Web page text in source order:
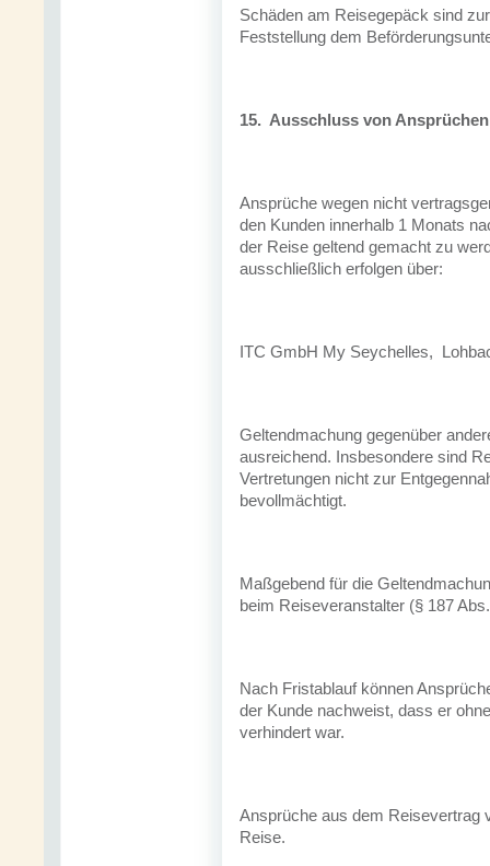
Schäden am Reisegepäck sind
Feststellung dem
15. Ausschluss von
Ansprüche wegen nicht
den Kunden innerhalb 1 Monats
der Reise geltend gemacht zu
ausschließlich erfolgen über:
ITC GmbH My Seychelles,
Geltendmachung gegenüber
ausreichend. Insbesondere sind
Vertretungen nicht zur
bevollmächtigt.
Maßgebend für die
beim Reiseveranstalter (§ 187
Nach Fristablauf können
der Kunde nachweist, dass er
verhindert war.
Ansprüche aus dem Reisevertrag
Reise.